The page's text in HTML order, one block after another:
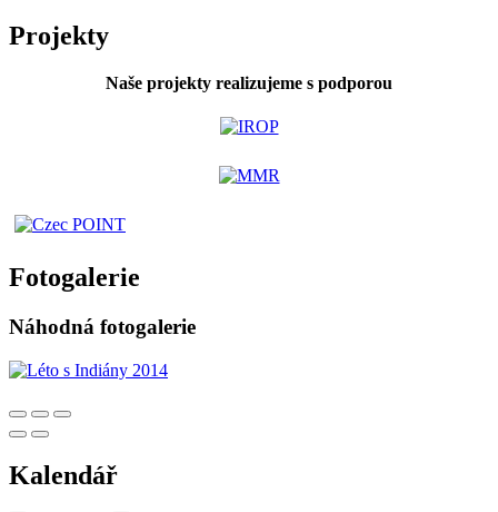
Projekty
Naše projekty realizujeme s podporou
Fotogalerie
Náhodná fotogalerie
Kalendář